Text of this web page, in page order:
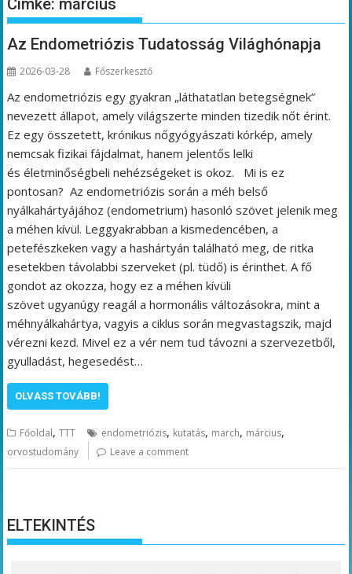
Címke: március
Az Endometriózis Tudatosság Világhónapja
2026-03-28 Főszerkesztő
Az endometriózis egy gyakran „láthatatlan betegségnek”
nevezett állapot, amely világszerte minden tizedik nőt érint.
Ez egy összetett, krónikus nőgyógyászati kórkép, amely
nemcsak fizikai fájdalmat, hanem jelentős lelki
és életminőségbeli nehézségeket is okoz. Mi is ez
pontosan? Az endometriózis során a méh belső
nyálkahártyájához (endometrium) hasonló szövet jelenik meg
a méhen kívül. Leggyakrabban a kismedencében, a
petefészkeken vagy a hashártyán található meg, de ritka
esetekben távolabbi szerveket (pl. tüdő) is érinthet. A fő
gondot az okozza, hogy ez a méhen kívüli
szövet ugyanúgy reagál a hormonális változásokra, mint a
méhnyálkahártya, vagyis a ciklus során megvastagszik, majd
vérezni kezd. Mivel ez a vér nem tud távozni a szervezetből,
gyulladást, hegesedést…
OLVASS TOVÁBB!
Főoldal,TTT endometriózis, kutatás, march, március,
orvostudomány Leave a comment
ELTEKINTÉS